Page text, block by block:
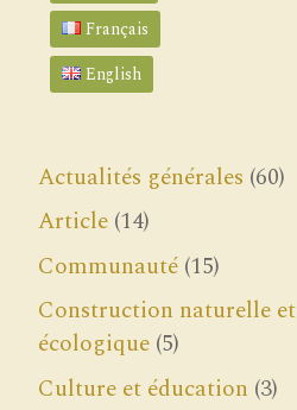
Français
English
Actualités générales (60)
Article (14)
Communauté (15)
Construction naturelle et
écologique (5)
Culture et éducation (3)